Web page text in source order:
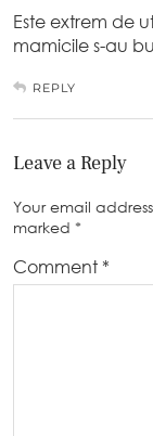
Este extrem de
mamicile s-au
REPLY
Leave a Reply
Your email
marked *
Comment *